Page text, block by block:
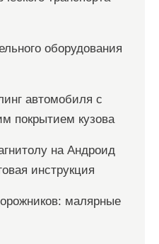
оборудования
автомобиля с
покрытием кузова
на Андроид
инструкция
малярные